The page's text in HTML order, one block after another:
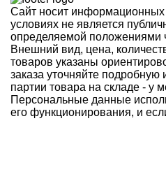
Сайт носит информационных
условиях не является
определяемой положениями
Внешний вид, цена,
товаров указаны
заказа уточняйте
партии товара на складе - у
Персональные данные
его функционирования, и